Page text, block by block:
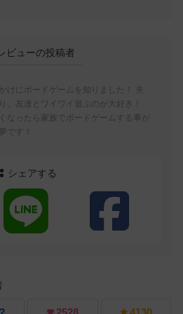
ビューの投稿者
けにボードゲームを知りました！ 夫
、友達とワイワイ遊ぶのが大好き！
なったら家族でボードゲームする事が
です！
シェアする